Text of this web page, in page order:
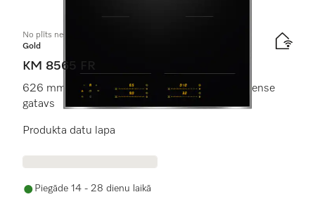
No plīts neatk. indukcijas plīts virsma
Gold
KM 8565 FR
626 mm | PowerFlex gatavošanas zonas | M Sense
gatavs
Produkta datu lapa
Piegāde 14 - 28 dienu laikā